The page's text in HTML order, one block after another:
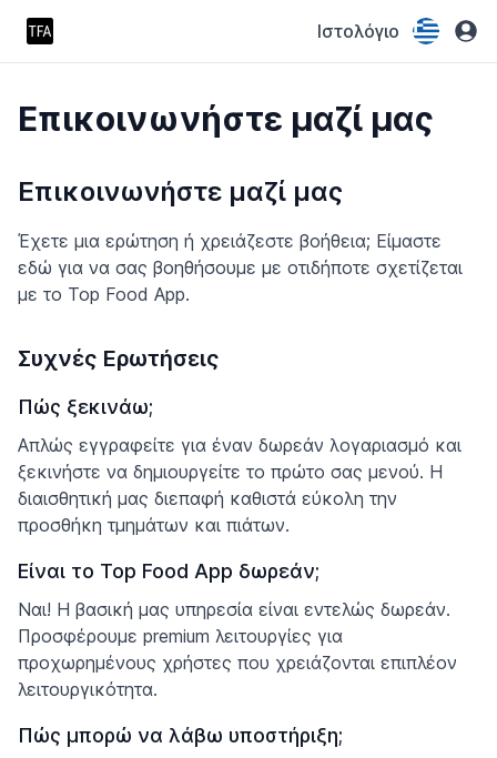
Ιστολόγιο
Επικοινωνήστε μαζί μας
Επικοινωνήστε μαζί μας
Έχετε μια ερώτηση ή χρειάζεστε βοήθεια; Είμαστε
εδώ για να σας βοηθήσουμε με οτιδήποτε σχετίζεται
με το Top Food App.
Συχνές Ερωτήσεις
Πώς ξεκινάω;
Απλώς εγγραφείτε για έναν δωρεάν λογαριασμό και
ξεκινήστε να δημιουργείτε το πρώτο σας μενού. Η
διαισθητική μας διεπαφή καθιστά εύκολη την
προσθήκη τμημάτων και πιάτων.
Είναι το Top Food App δωρεάν;
Ναι! Η βασική μας υπηρεσία είναι εντελώς δωρεάν.
Προσφέρουμε premium λειτουργίες για
προχωρημένους χρήστες που χρειάζονται επιπλέον
λειτουργικότητα.
Πώς μπορώ να λάβω υποστήριξη;